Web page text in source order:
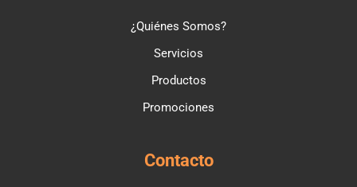
¿Quiénes Somos?
Servicios
Productos
Promociones
Contacto